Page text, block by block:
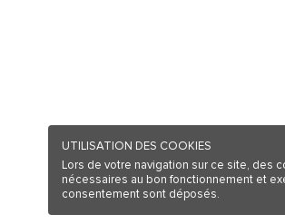
UTILISATION DES COOKIES
Lors de votre navigation sur ce site, des
nécessaires au bon fonctionnement et
consentement sont déposés.